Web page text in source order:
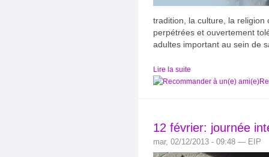
tradition, la culture, la religion
perpétrées et ouvertement
adultes important au sein de
Lire la suite
12 février: journée
mar, 02/12/2013 - 09:48 — EIP